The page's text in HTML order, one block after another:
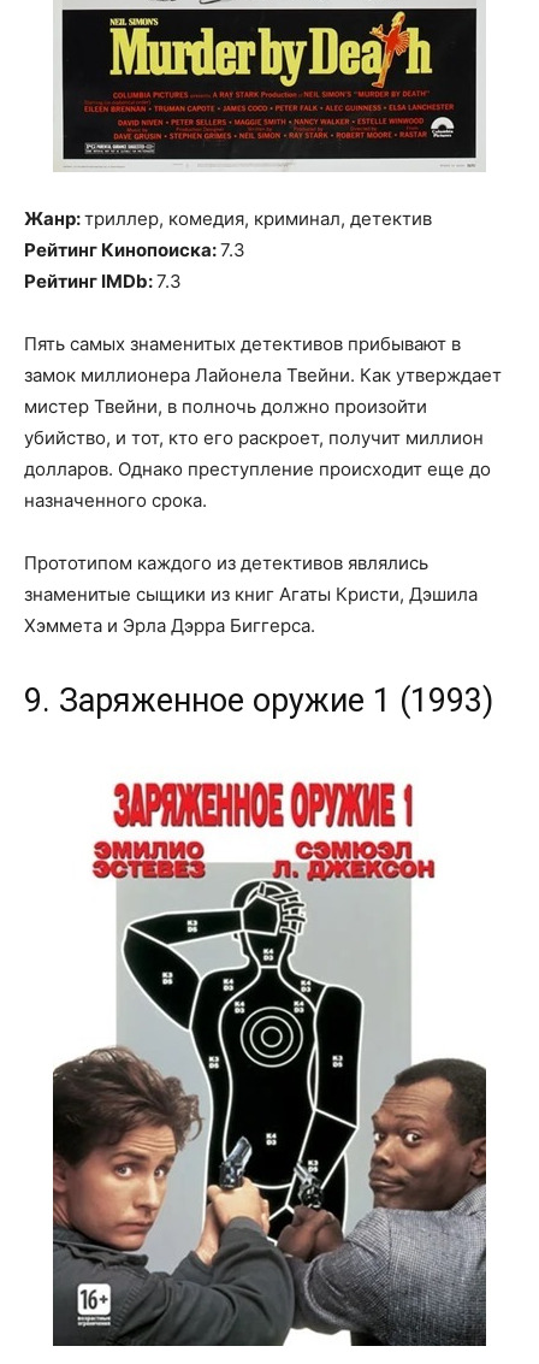
Жанр:триллер, комедия, криминал, детектив
Рейтинг Кинопоиска:7.3
Рейтинг IMDb:7.3
Пять самых знаменитых детективов прибывают в
замок миллионера Лайонела Твейни. Как утверждает
мистер Твейни, в полночь должно произойти
убийство, и тот, кто его раскроет, получит миллион
долларов. Однако преступление происходит еще до
назначенного срока.
Прототипом каждого из детективов являлись
знаменитые сыщики из книг Агаты Кристи, Дэшила
Хэммета и Эрла Дэрра Биггерса.
9. Заряженное оружие 1 (1993)